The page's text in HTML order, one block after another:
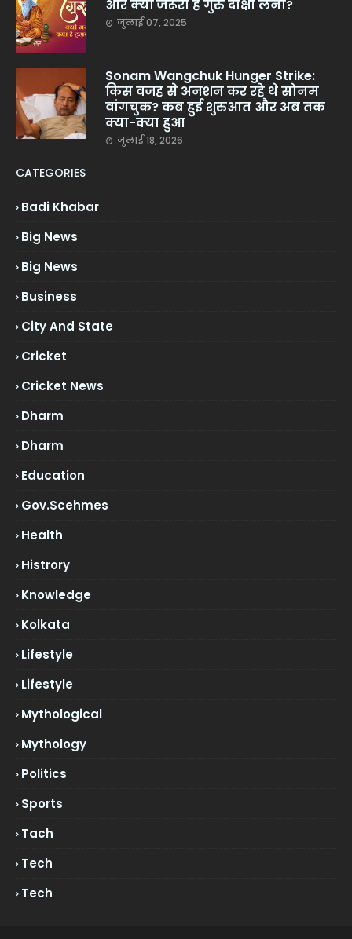
और क्यों जरूरी है गुरु दीक्षा लेना?
जुलाई 07, 2025
Sonam Wangchuk Hunger Strike:
किस वजह से अनशन कर रहे थे सोनम
वांगचुक? कब हुई शुरुआत और अब तक
क्या-क्या हुआ
जुलाई 18, 2026
CATEGORIES
Badi Khabar
Big News
Big News
Business
City And State
Cricket
Cricket News
Dharm
Dharm
Education
Gov.scehmes
Health
Histrory
Knowledge
Kolkata
Lifestyle
Lifestyle
Mythological
Mythology
Politics
Sports
Tach
Tech
Tech